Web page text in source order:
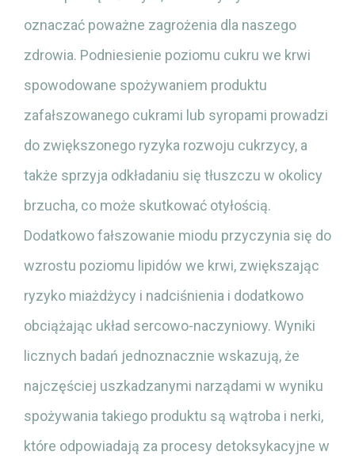
oznaczać poważne zagrożenia dla naszego
zdrowia. Podniesienie poziomu cukru we krwi
spowodowane spożywaniem produktu
zafałszowanego cukrami lub syropami prowadzi
do zwiększonego ryzyka rozwoju cukrzycy, a
także sprzyja odkładaniu się tłuszczu w okolicy
brzucha, co może skutkować otyłością.
Dodatkowo fałszowanie miodu przyczynia się do
wzrostu poziomu lipidów we krwi, zwiększając
ryzyko miażdżycy i nadciśnienia i dodatkowo
obciążając układ sercowo-naczyniowy. Wyniki
licznych badań jednoznacznie wskazują, że
najczęściej uszkadzanymi narządami w wyniku
spożywania takiego produktu są wątroba i nerki,
które odpowiadają za procesy detoksykacyjne w